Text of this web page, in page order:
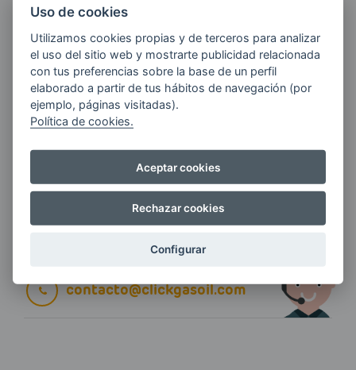
E-MAIL
Quiero recibir las últimas novedades de AVIA
ENERGIAS por cualquier medio, incluido
electrónico.Más información
pedido escríbenos a:
contacto@clickgasoil.com
Uso de cookies
Utilizamos cookies propias y de terceros para analizar
el uso del sitio web y mostrarte publicidad relacionada
con tus preferencias sobre la base de un perfil
elaborado a partir de tus hábitos de navegación (por
ejemplo, páginas visitadas).
Política de cookies.
Aceptar cookies
Rechazar cookies
Configurar